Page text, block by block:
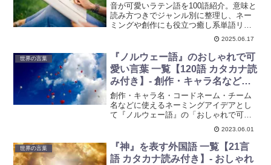
音が可愛いラテン語を100語紹介。意味と
読み方つきでジャンル別に整理し、ネー
ミングや創作にも役立つ癒し系単語リス
2025.06.17
世界の言葉
『ノルウェー語』のおしゃれで可
愛い言葉 一覧【120語 カタカナ読
み付き】- 創作・キャラ名などに
使えるアイデア集
創作・キャラ名・コードネーム・チーム
名などに使えるネーミングアイデアとし
て『ノルウェー語』の「おしゃれで可愛
い言葉」を紹介しています。ネーミング
のヒントに使えるかもしれないリストで
す。ぜひ参考にしてみてください。ノル
ウェー語のカタカナ読み付きです。
2023.06.01
世界の言葉
『神』を表す外国語 一覧【21言
語 カタカナ読み付き】- おしゃれ